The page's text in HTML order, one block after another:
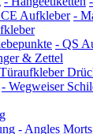
CE Aufkleber -
- QS
& Zettel
Türaufkleber
- Wegweiser
- Angles